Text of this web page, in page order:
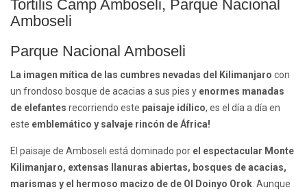
Tortilis Camp Amboseli, Parque Nacional
Amboseli
Parque Nacional Amboseli
La imagen mítica de las cumbres nevadas del Kilimanjaro con
un frondoso bosque de acacias a sus pies y enormes manadas
de elefantes recorriendo este paisaje idílico, es el día a día en
este emblemático y salvaje rincón de África!
El paisaje de Amboseli está dominado por el espectacular Monte
Kilimanjaro, extensas llanuras abiertas, bosques de acacias,
marismas y el hermoso macizo de de Ol Doinyo Orok. Aunque